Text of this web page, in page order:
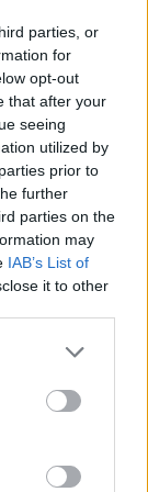
parties, or
for
opt-out
that after your
seeing
utilized by
prior to
further
parties on the
may
IAB’s List of
it to other
zu
bekommen.
des
drehen und
habe.
(keine 500